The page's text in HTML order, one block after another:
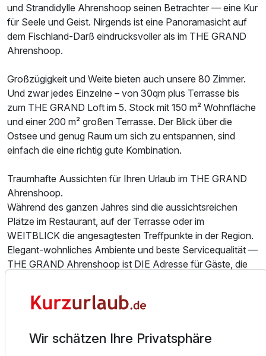
Ausstattung
Für 3 Tage
Doppelzimmer Queensize Bett
2 Erwachsene
und Strandidylle Ahrenshoop seinen Betrachter — eine Kur
für Seele und Geist. Nirgends ist eine Panoramasicht auf
dem Fischland-Darß eindrucksvoller als im THE GRAND
Ahrenshoop.
Großzügigkeit und Weite bieten auch unsere 80 Zimmer.
Und zwar jedes Einzelne – von 30qm plus Terrasse bis
zum THE GRAND Loft im 5. Stock mit 150 m² Wohnfläche
und einer 200 m² großen Terrasse. Der Blick über die
Ostsee und genug Raum um sich zu entspannen, sind
einfach die eine richtig gute Kombination.
Traumhafte Aussichten für Ihren Urlaub im THE GRAND
Ahrenshoop.
Während des ganzen Jahres sind die aussichtsreichen
Plätze im Restaurant, auf der Terrasse oder im
WEITBLICK die angesagtesten Treffpunkte in der Region.
Elegant-wohnliches Ambiente und beste Servicequalität —
THE GRAND Ahrenshoop ist DIE Adresse für Gäste, die
3000qm nur um eines: Sie.
Und Wellness, Beauty- und Anti-Aging-Behandlungen oder
dem Darß mit 30 modernsten Fitness-Geräten,
schwimmen Sie im 20 m langen Indoor-Pool und relaxen
Wir schätzen Ihre Privatsphäre